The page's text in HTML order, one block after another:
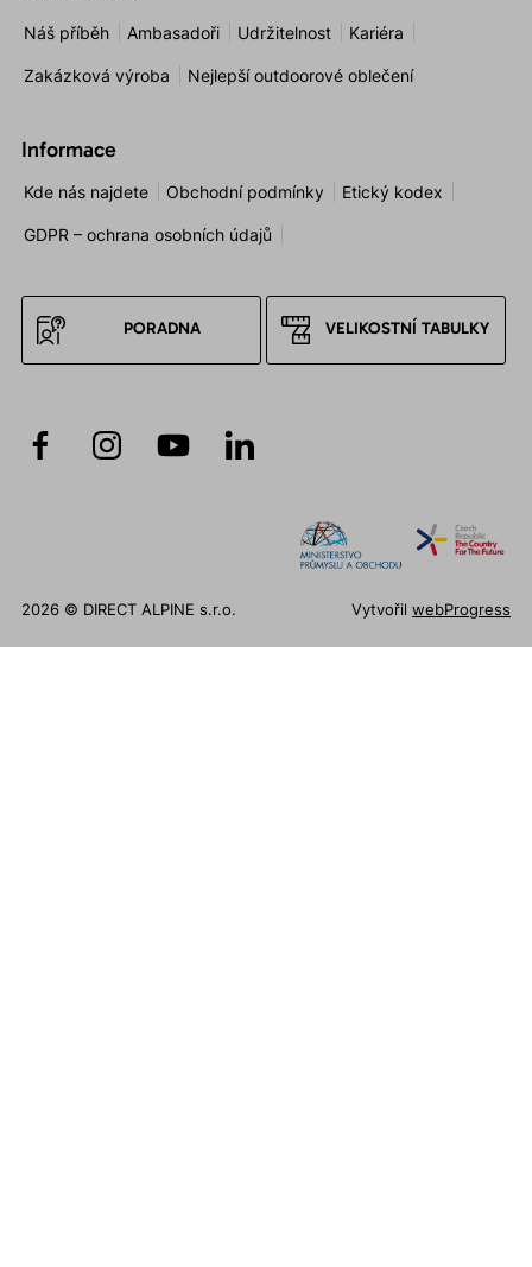
Náš příběh Ambasadoři Udržitelnost Kariéra
Zakázková výroba Nejlepší outdoorové oblečení
Informace
Kde nás najdete Obchodní podmínky Etický kodex
GDPR – ochrana osobních údajů
PORADNA VELIKOSTNÍ TABULKY
2026 © DIRECT ALPINE s.r.o. VytvořilwebProgress